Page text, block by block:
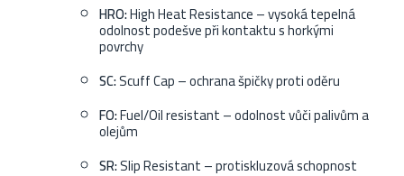
HRO:High Heat Resistance – vysoká tepelná
odolnost podešve při kontaktu s horkými
povrchy
SC:Scuff Cap – ochrana špičky proti oděru
FO:Fuel/Oil resistant – odolnost vůči palivům a
olejům
SR:Slip Resistant – protiskluzová schopnost